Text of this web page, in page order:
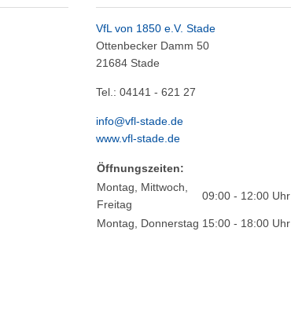
VfL von 1850 e.V. Stade
Ottenbecker Damm 50
21684 Stade
Tel.: 04141 - 621 27
info@vfl-stade.de
www.vfl-stade.de
Öffnungszeiten:
Montag, Mittwoch,
Freitag
09:00 - 12:00 Uhr
Montag, Donnerstag 15:00 - 18:00 Uhr